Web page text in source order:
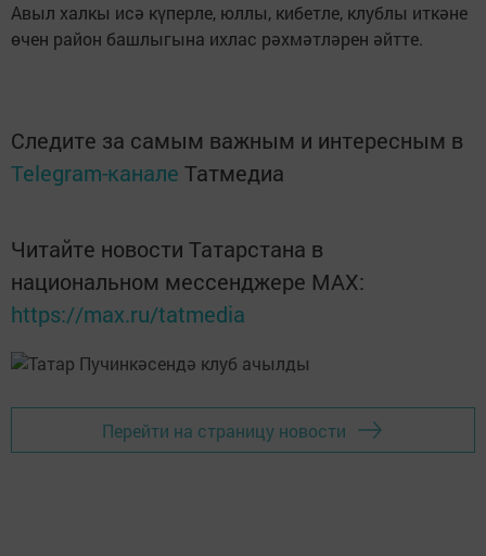
Авыл халкы исә күперле, юллы, кибетле, клублы иткәне
өчен район башлыгына ихлас рәхмәтләрен әйтте.
Следите за самым важным и интересным в
Telegram-канале Татмедиа
Читайте новости Татарстана в
национальном мессенджере MАХ:
https://max.ru/tatmedia
Перейти на страницу новости